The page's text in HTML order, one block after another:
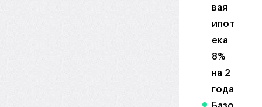
вая
ипот
ека
8%
на 2
года